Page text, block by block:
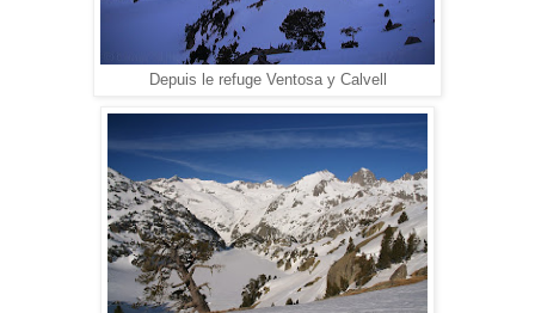
Depuis le refuge Ventosa y Calvell